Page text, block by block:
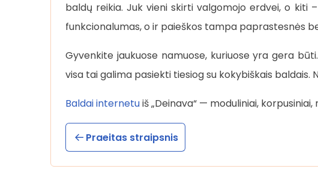
baldų reikia. Juk vieni skirti valgomojo erdvei, o kiti
funkcionalumas, o ir paieškos tampa paprastesnės
Gyvenkite jaukuose namuose, kuriuose yra gera
visa tai galima pasiekti tiesiog su kokybiškais baldais.
Baldai internetuiš „Deinava“ — moduliniai,
Praeitas straipsnis